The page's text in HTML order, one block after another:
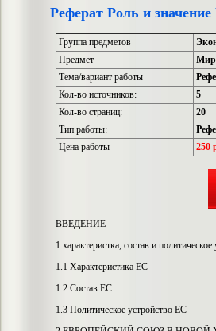
Реферат Роль и
Группа предметов
Предмет
Тема/вариант работы
Кол-во источников:
5
Кол-во страниц:
20
Тип работы:
Цена работы
250
ВВЕДЕНИЕ
1 характеристка, состав и
1.1 Характеристика ЕС
1.2 Состав ЕС
1.3 Политическое устройство ЕС